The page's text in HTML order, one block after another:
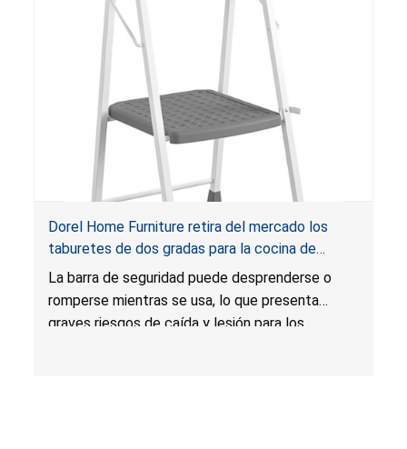
Dorel Home Furniture retira del mercado los
taburetes de dos gradas para la cocina de
Cosco por riesgos de caída y lesión
La barra de seguridad puede desprenderse o
romperse mientras se usa, lo que presenta
graves riesgos de caída y lesión para los